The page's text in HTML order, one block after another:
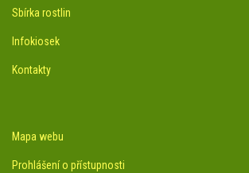
Sbírka rostlin
Infokiosek
Kontakty
Mapa webu
Prohlášení o přístupnosti